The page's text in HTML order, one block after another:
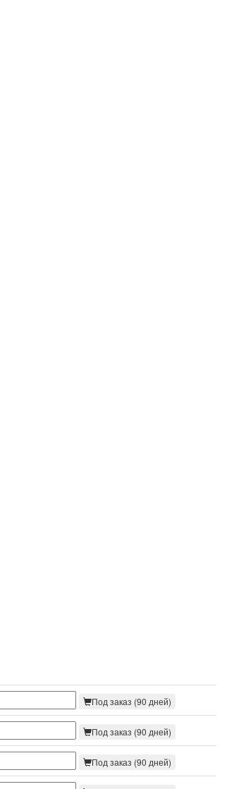
Под заказ (90 дней)
Под заказ (90 дней)
Под заказ (90 дней)